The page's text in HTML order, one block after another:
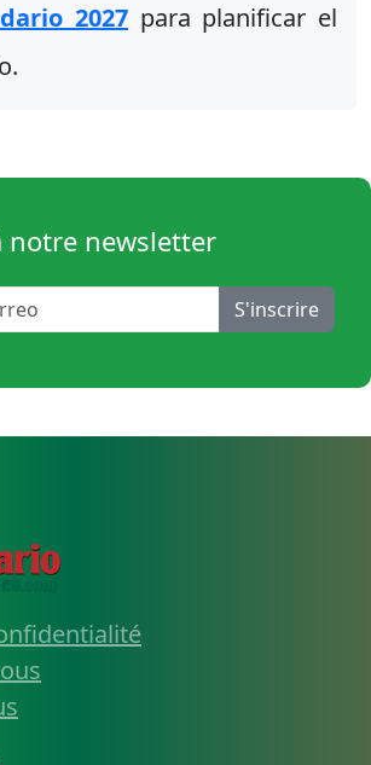
2027 para planificar el
notre newsletter
S'inscrire